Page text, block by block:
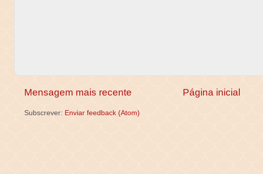
Mensagem mais recente Página inicial
Subscrever: Enviar feedback (Atom)